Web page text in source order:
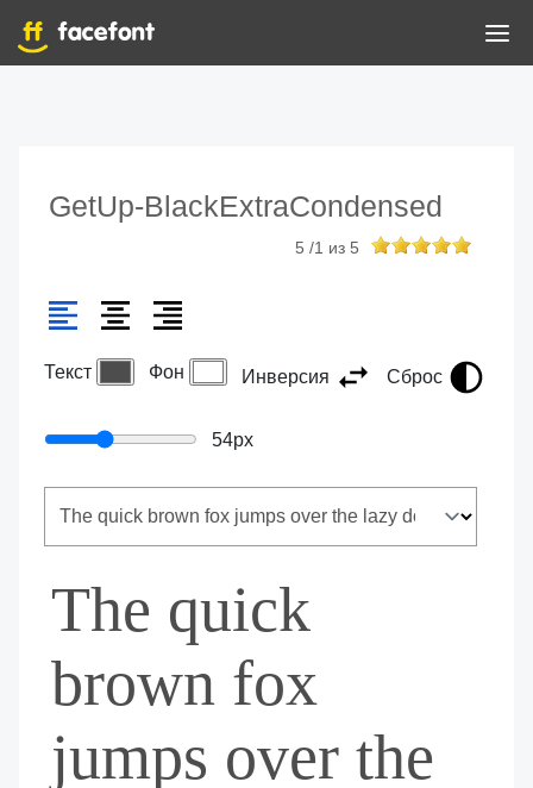
GetUp-BlackExtraCondensed
5 /1 из 5
Текст Фон Инверсия Сброс
54px
The quick
brown fox
jumps over the